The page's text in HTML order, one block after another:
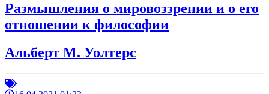
Размышления о мировоззрении и о его
отношении к философии
Альберт М. Уолтерс